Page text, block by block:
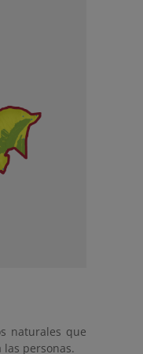
naturales que
personas.